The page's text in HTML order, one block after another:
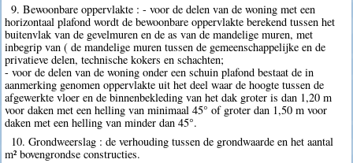
9. Bewoonbare oppervlakte : - voor de delen van de woning met een
horizontaal plafond wordt de bewoonbare oppervlakte berekend tussen het
buitenvlak van de gevelmuren en de as van de mandelige muren, met
inbegrip van ( de mandelige muren tussen de gemeenschappelijke en de
privatieve delen, technische kokers en schachten;
- voor de delen van de woning onder een schuin plafond bestaat de in
aanmerking genomen oppervlakte uit het deel waar de hoogte tussen de
afgewerkte vloer en de binnenbekleding van het dak groter is dan 1,20 m
voor daken met een helling van minimaal 45° of groter dan 1,50 m voor
daken met een helling van minder dan 45°.
10. Grondweerslag : de verhouding tussen de grondwaarde en het aantal
m² bovengrondse constructies.